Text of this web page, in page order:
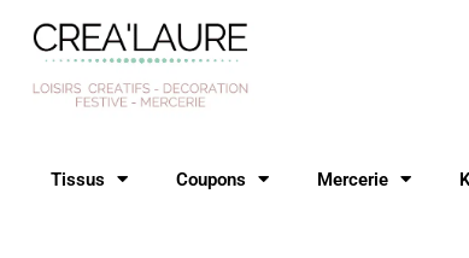
Tissus Coupons Mercerie